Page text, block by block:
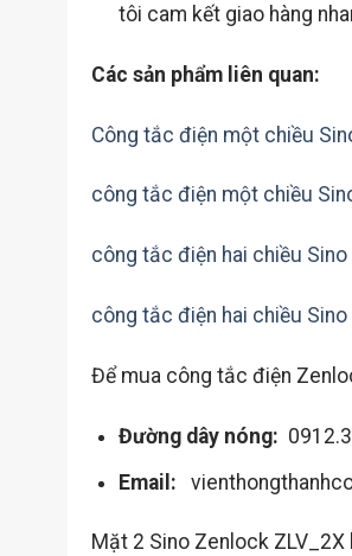
tôi cam kết giao hàng
Các sản phẩm liên quan:
Công tắc điện một chiều
công tắc điện một chiều
công tắc điện hai chiều
công tắc điện hai chiều
Để mua công tắc điện
Đường dây nóng:
Email:
Mặt 2 Sino Zenlock